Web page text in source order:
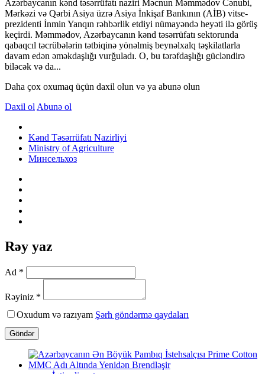
Azərbaycanın kənd təsərrüfatı naziri Məcnun Məmmədov Cənubi,
Mərkəzi və Qərbi Asiya üzrə Asiya İnkişaf Bankının (AİB) vitse-
prezidenti İnmin Yanqın rəhbərlik etdiyi nümayəndə heyəti ilə görüş
keçirdi. Məmmədov, Azərbaycanın kənd təsərrüfatı sektorunda
qabaqcıl təcrübələrin tətbiqinə yönəlmiş beynəlxalq təşkilatlarla
davam edən əməkdaşlığı vurğuladı. O, bu tərəfdaşlığı gücləndirə
biləcək və da...
Daha çox oxumaq üçün daxil olun və ya abunə olun
Daxil ol Abunə ol
Kənd Təsərrüfatı Nazirliyi
Ministry of Agriculture
Минсельхоз
Rəy yaz
Ad *
Rəyiniz *
Oxudum və razıyam Şərh göndərmə qaydaları
Göndər